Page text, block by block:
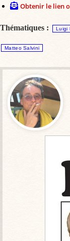
Obtenir le lien
Thématiques : Luigi
Matteo Salvini